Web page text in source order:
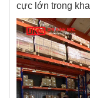
cực lớn trong